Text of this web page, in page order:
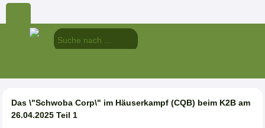
Das \"Schwoba Corp\" im Häuserkampf (CQB) beim K2B am
26.04.2025 Teil 1